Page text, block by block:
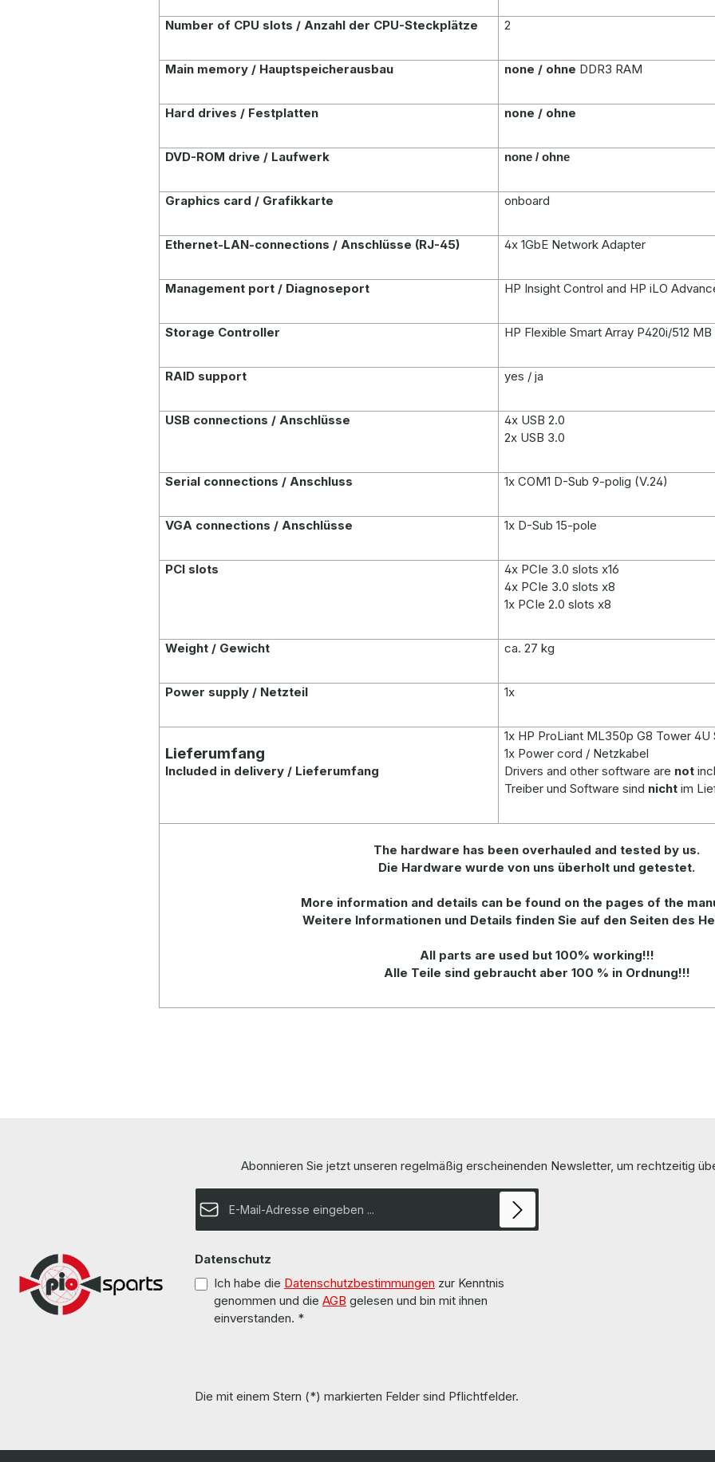
Number of CPU slots / Anzahl der CPU-Steckplätze 2
Main memory / Hauptspeicherausbau none / ohne DDR3 RAM
Hard drives / Festplatten none / ohne
DVD-ROM drive / Laufwerk none / ohne
Graphics card / Grafikkarte onboard
Ethernet-LAN-connections / Anschlüsse (RJ-45) 4x 1GbE Network Adapter
Management port / Diagnoseport HP Insight Control and HP iLO
Storage Controller HP Flexible Smart Array P420i/512 MB
RAID support yes / ja
USB connections / Anschlüsse
4x USB 2.0
2x USB 3.0
Serial connections / Anschluss 1x COM1 D-Sub 9-polig (V.24)
VGA connections / Anschlüsse 1x D-Sub 15-pole
PCI slots
4x PCIe 3.0 slots x16
4x PCIe 3.0 slots x8
1x PCIe 2.0 slots x8
Weight / Gewicht ca. 27 kg
Power supply / Netzteil 1x
Lieferumfang
Included in delivery / Lieferumfang
1x HP ProLiant ML350p G8 Tower 4U
1x Power cord / Netzkabel
Drivers and other software are not
Treiber und Software sind nicht im
The hardware has been overhauled and tested by us.
Die Hardware wurde von uns überholt und getestet.
More information and details can be found on the pages of the
Weitere Informationen und Details finden Sie auf den Seiten des
All parts are used but 100% working!!!
Alle Teile sind gebraucht aber 100 % in Ordnung!!!
Abonnieren Sie jetzt unseren regelmäßig erscheinenden Newsletter, um rechtzeitig
E-Mail-Adresse*
Datenschutz
Ich habe die Datenschutzbestimmungen zur Kenntnis
genommen und die AGB gelesen und bin mit ihnen
einverstanden. *
Die mit einem Stern (*) markierten Felder sind Pflichtfelder.